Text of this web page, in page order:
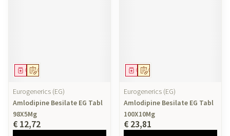
Op voorschrift
Geneesmiddel
Eurogenerics (EG)
Amlodipine Besilate EG Tabl
98X5Mg
€ 12,72
Op voorschrift
Geneesmiddel
Eurogenerics (EG)
Amlodipine Besilate EG Tabl
100X10Mg
€ 23,81